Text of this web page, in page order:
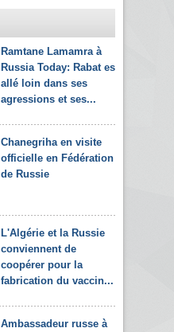
Ramtane Lamamra à
Russia Today: Rabat est
allé loin dans ses
agressions et ses...
Chanegriha en visite
officielle en Fédération
de Russie
L'Algérie et la Russie
conviennent de
coopérer pour la
fabrication du vaccin...
Ambassadeur russe à